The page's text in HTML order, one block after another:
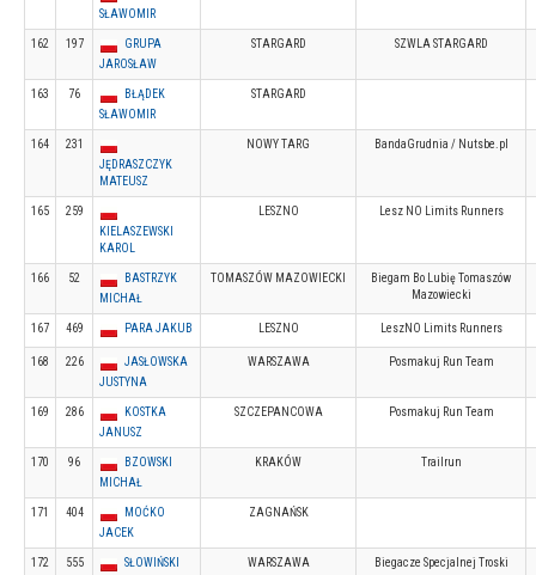
SŁAWOMIR
162 197
GRUPA
JAROSŁAW
STARGARD SZWLA STARGARD
163 76
BŁĄDEK
SŁAWOMIR
STARGARD
164
231
JĘDRASZCZYK
MATEUSZ
NOWY TARG BandaGrudnia / Nutsbe.pl
165
259
KIELASZEWSKI
KAROL
LESZNO Lesz NO Limits Runners
166 52
BASTRZYK
MICHAŁ
TOMASZÓW MAZOWIECKI
Biegam Bo Lubię Tomaszów
Mazowiecki
167 469 PARA JAKUB LESZNO LeszNO Limits Runners
168 226
JASŁOWSKA
JUSTYNA
WARSZAWA Posmakuj Run Team
169 286
KOSTKA
JANUSZ
SZCZEPANCOWA Posmakuj Run Team
170 96
BZOWSKI
MICHAŁ
KRAKÓW Trailrun
171 404
MOĆKO
JACEK
ZAGNAŃSK
172 555
SŁOWIŃSKI
WARSZAWA Biegacze Specjalnej Troski